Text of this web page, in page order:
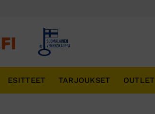
ESITTEET TARJOUKSET OUTLET